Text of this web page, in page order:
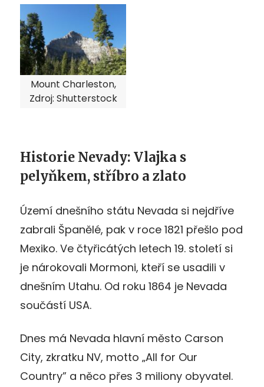
Mount Charleston,
Zdroj: Shutterstock
Historie Nevady: Vlajka s
pelyňkem, stříbro a zlato
Území dnešního státu Nevada si nejdříve
zabrali Španělé, pak v roce 1821 přešlo pod
Mexiko. Ve čtyřicátých letech 19. století si
je nárokovali Mormoni, kteří se usadili v
dnešním Utahu. Od roku 1864 je Nevada
součástí USA.
Dnes má Nevada hlavní město Carson
City, zkratku NV, motto „All for Our
Country” a něco přes 3 miliony obyvatel.